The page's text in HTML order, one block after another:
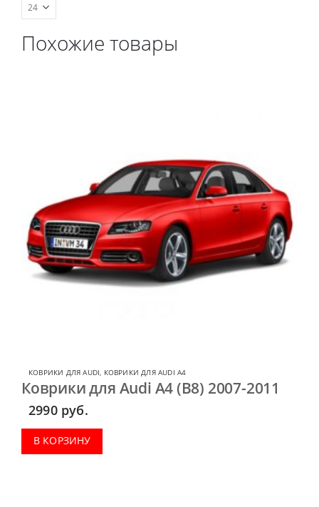
Похожие товары
КОВРИКИ ДЛЯ AUDI, КОВРИКИ ДЛЯ AUDI A4
Коврики для Audi A4 (B8) 2007-2011
2990 руб.
В КОРЗИНУ